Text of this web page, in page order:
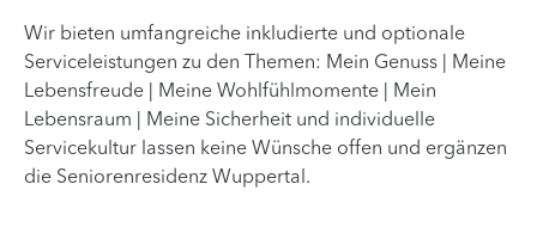
Wir bieten umfangreiche inkludierte und optionale
Serviceleistungen zu den Themen: Mein Genuss | Meine
Lebensfreude | Meine Wohlfühlmomente | Mein
Lebensraum | Meine Sicherheit und individuelle
Servicekultur lassen keine Wünsche offen und ergänzen
die Seniorenresidenz Wuppertal.